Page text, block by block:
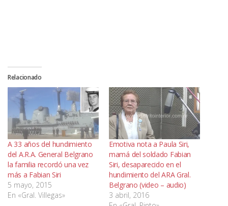
Relacionado
A 33 años del hundimiento
del A.R.A. General Belgrano
la familia recordó una vez
más a Fabian Siri
5 mayo, 2015
En «Gral. Villegas»
Emotiva nota a Paula Siri,
mamá del soldado Fabian
Siri, desaparecido en el
hundimiento del ARA Gral.
Belgrano (video – audio)
3 abril, 2016